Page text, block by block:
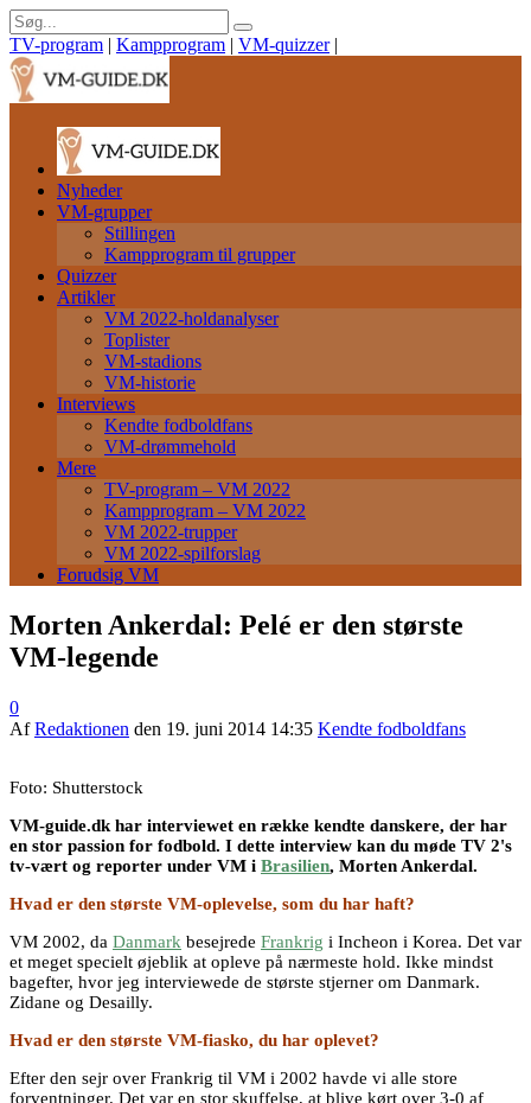
TV-program | Kampprogram | VM-quizzer |
Nyheder
VM-grupper
Stillingen
Kampprogram til grupper
Quizzer
Artikler
VM 2022-holdanalyser
Toplister
VM-stadions
VM-historie
Interviews
Kendte fodboldfans
VM-drømmehold
Mere
TV-program – VM 2022
Kampprogram – VM 2022
VM 2022-trupper
VM 2022-spilforslag
Forudsig VM
Morten Ankerdal: Pelé er den største
VM-legende
0
AfRedaktionen den 19. juni 2014 14:35 Kendte fodboldfans
Foto: Shutterstock
VM-guide.dk har interviewet en række kendte danskere, der har
en stor passion for fodbold. I dette interview kan du møde TV 2's
tv-vært og reporter under VM i Brasilien, Morten Ankerdal.
Hvad er den største VM-oplevelse, som du har haft?
VM 2002, da Danmark besejrede Frankrig i Incheon i Korea. Det var
et meget specielt øjeblik at opleve på nærmeste hold. Ikke mindst
bagefter, hvor jeg interviewede de største stjerner om Danmark.
Zidane og Desailly.
Hvad er den største VM-fiasko, du har oplevet?
Efter den sejr over Frankrig til VM i 2002 havde vi alle store
forventninger. Det var en stor skuffelse, at blive kørt over 3-0 af